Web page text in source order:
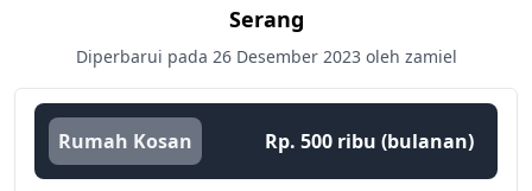
Serang
Diperbarui pada 26 Desember 2023 oleh zamiel
Rumah Kosan Rp. 500 ribu (bulanan)